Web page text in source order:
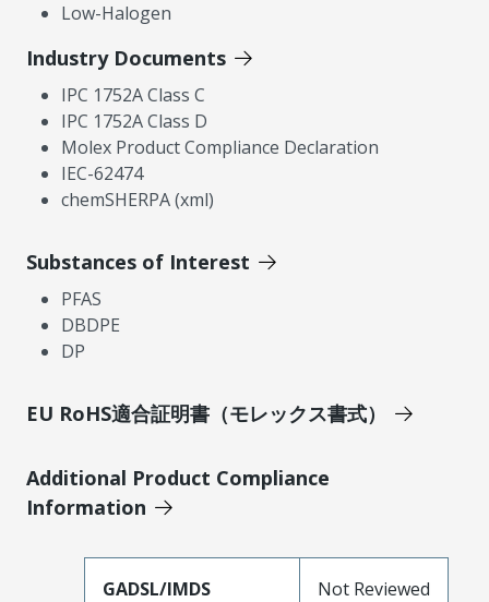
Low-Halogen
Industry Documents
IPC 1752A Class C
IPC 1752A Class D
Molex Product Compliance Declaration
IEC-62474
chemSHERPA (xml)
Substances of Interest
PFAS
DBDPE
DP
EU RoHS適合証明書（モレックス書式）
Additional Product Compliance
Information
GADSL/IMDS Not Reviewed